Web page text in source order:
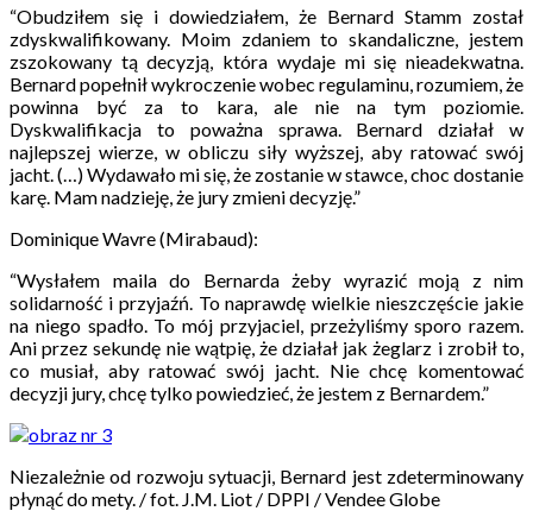
“Obudziłem się i dowiedziałem, że Bernard Stamm został
zdyskwalifikowany. Moim zdaniem to skandaliczne, jestem
zszokowany tą decyzją, która wydaje mi się nieadekwatna.
Bernard popełnił wykroczenie wobec regulaminu, rozumiem, że
powinna być za to kara, ale nie na tym poziomie.
Dyskwalifikacja to poważna sprawa. Bernard działał w
najlepszej wierze, w obliczu siły wyższej, aby ratować swój
jacht. (…) Wydawało mi się, że zostanie w stawce, choc dostanie
karę. Mam nadzieję, że jury zmieni decyzję.”
Dominique Wavre (Mirabaud):
“Wysłałem maila do Bernarda żeby wyrazić moją z nim
solidarność i przyjaźń. To naprawdę wielkie nieszczęście jakie
na niego spadło. To mój przyjaciel, przeżyliśmy sporo razem.
Ani przez sekundę nie wątpię, że działał jak żeglarz i zrobił to,
co musiał, aby ratować swój jacht. Nie chcę komentować
decyzji jury, chcę tylko powiedzieć, że jestem z Bernardem.”
Niezależnie od rozwoju sytuacji, Bernard jest zdeterminowany
płynąć do mety. / fot. J.M. Liot / DPPI / Vendee Globe